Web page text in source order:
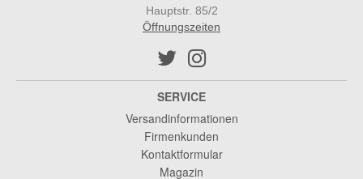
Hauptstr. 85/2
Öffnungszeiten
SERVICE
Versandinformationen
Firmenkunden
Kontaktformular
Magazin